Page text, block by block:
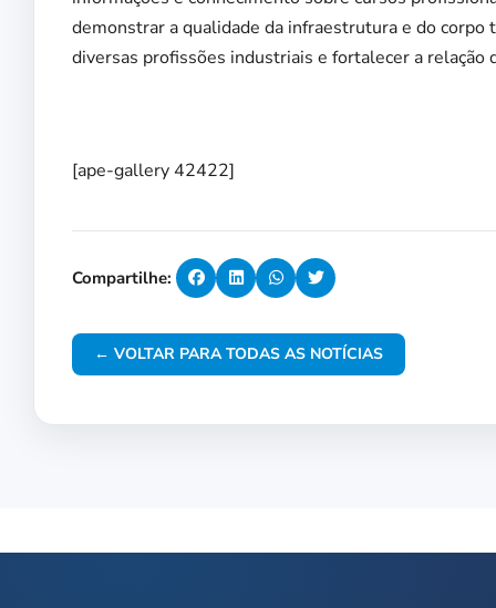
demonstrar a qualidade da infraestrutura e do
diversas profissões industriais e fortalecer a relação
[ape-gallery 42422]
Compartilhe:
← VOLTAR PARA TODAS AS NOTÍCIAS